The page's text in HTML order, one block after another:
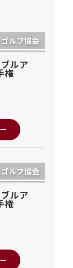
ルフ協会
ルア
権
ルフ協会
ルア
権